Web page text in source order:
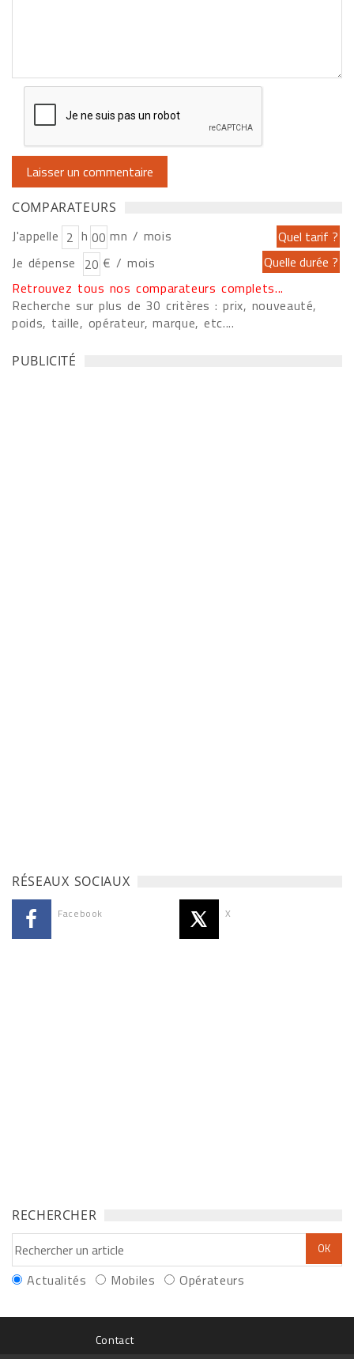
COMPARATEURS
J'appelle h
mn / mois
Je dépense
€ / mois
Retrouvez tous nos comparateurs complets...
Recherche sur plus de 30 critères : prix, nouveauté,
poids, taille, opérateur, marque, etc....
PUBLICITÉ
RÉSEAUX SOCIAUX
Facebook X
RECHERCHER
Actualités Mobiles Opérateurs
Contact